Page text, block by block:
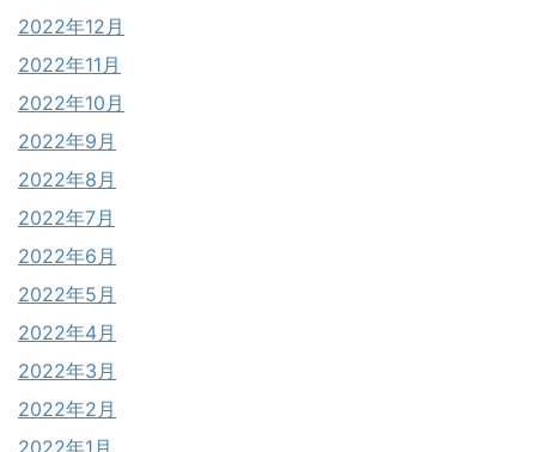
2022年12月
2022年11月
2022年10月
2022年9月
2022年8月
2022年7月
2022年6月
2022年5月
2022年4月
2022年3月
2022年2月
2022年1月